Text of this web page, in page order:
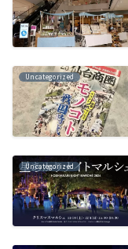
Uncategorized
Uncategorized